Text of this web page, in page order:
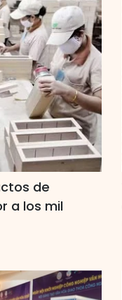
de
a los mil